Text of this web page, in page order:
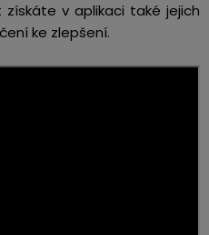
v aplikaci také jejich
ke zlepšení.